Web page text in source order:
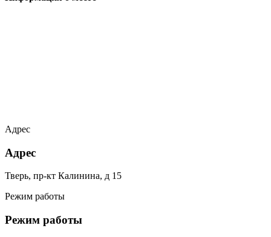
Адрес
Адрес
Тверь, пр-кт Калинина, д 15
Режим работы
Режим работы